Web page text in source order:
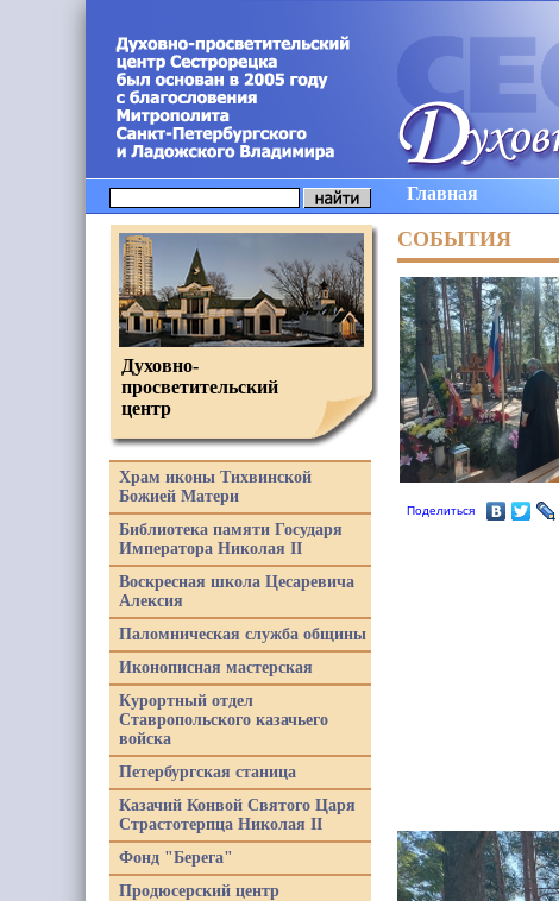
Главная
СОБЫТИЯ
Поделиться
Духовно-
просветительский
центр
Храм иконы Тихвинской
Божией Матери
Библиотека памяти Государя
Императора Николая II
Воскресная школа Цесаревича
Алексия
Паломническая служба общины
Иконописная мастерская
Курортный отдел
Ставропольского казачьего
войска
Петербургская станица
Казачий Конвой Святого Царя
Страстотерпца Николая II
Фонд "Берега"
Продюсерский центр